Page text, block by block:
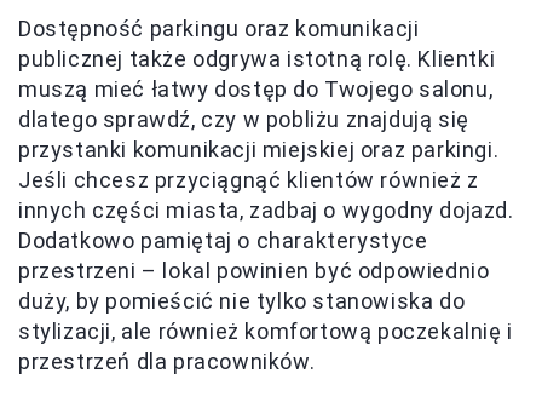
Dostępność parkingu oraz komunikacji
publicznej także odgrywa istotną rolę. Klientki
muszą mieć łatwy dostęp do Twojego salonu,
dlatego sprawdź, czy w pobliżu znajdują się
przystanki komunikacji miejskiej oraz parkingi.
Jeśli chcesz przyciągnąć klientów również z
innych części miasta, zadbaj o wygodny dojazd.
Dodatkowo pamiętaj o charakterystyce
przestrzeni – lokal powinien być odpowiednio
duży, by pomieścić nie tylko stanowiska do
stylizacji, ale również komfortową poczekalnię i
przestrzeń dla pracowników.